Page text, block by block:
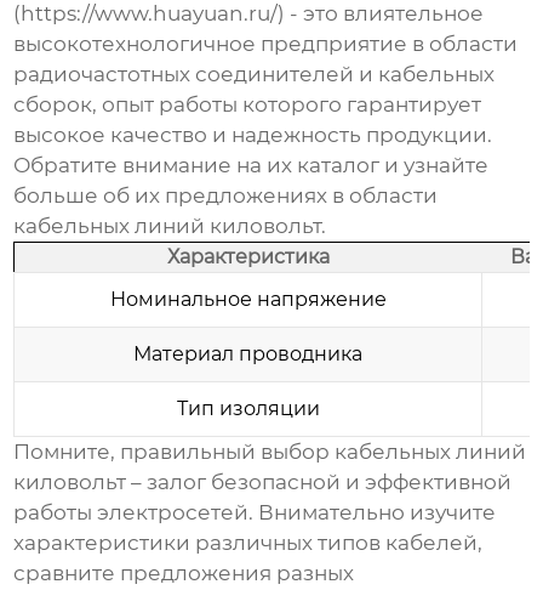
( https://www.huayuan.ru/) - это влиятельное
высокотехнологичное предприятие в области
радиочастотных соединителей и кабельных
сборок, опыт работы которого гарантирует
высокое качество и надежность продукции.
Обратите внимание на их каталог и узнайте
больше об их предложениях в области
кабельных линий киловольт.
Характеристика
Номинальное напряжение
Материал проводника
Тип изоляции
Помните, правильный выбор кабельных линий
киловольт – залог безопасной и эффективной
работы электросетей. Внимательно изучите
характеристики различных типов кабелей,
сравните предложения разных